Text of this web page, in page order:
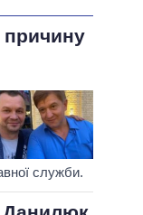
служби.